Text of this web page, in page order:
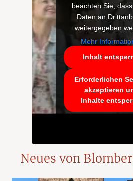
beachten Sie,
Daten an
weitergegeben
Mehr
Inhalt
Erforderlichen
akzeptieren
Inhalte
Neues von